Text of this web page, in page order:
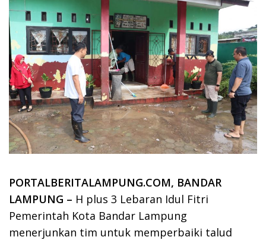
PORTALBERITALAMPUNG.COM, BANDAR
LAMPUNG – H plus 3 Lebaran Idul Fitri
Pemerintah Kota Bandar Lampung
menerjunkan tim untuk memperbaiki talud